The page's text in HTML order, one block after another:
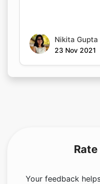
Nikita Gupta
23 Nov 2021
Your feedback